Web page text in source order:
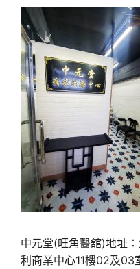
中元堂(旺角醫舘)地址
利商業中心11樓02及03